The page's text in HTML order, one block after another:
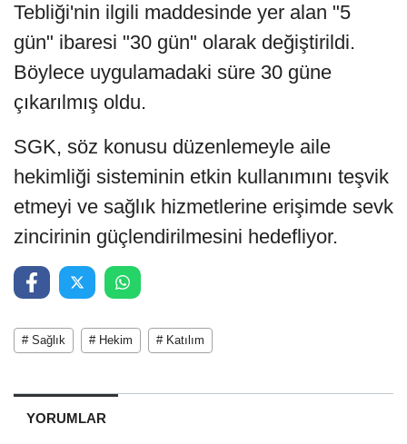
Tebliği'nin ilgili maddesinde yer alan "5
gün" ibaresi "30 gün" olarak değiştirildi.
Böylece uygulamadaki süre 30 güne
çıkarılmış oldu.
SGK, söz konusu düzenlemeyle aile
hekimliği sisteminin etkin kullanımını teşvik
etmeyi ve sağlık hizmetlerine erişimde sevk
zincirinin güçlendirilmesini hedefliyor.
# Sağlık # Hekim # Katılım
YORUMLAR